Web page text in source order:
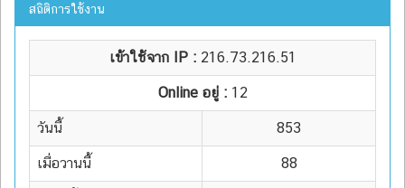
สถิติการใช้งาน
เข้าใช้จาก IP : 216.73.216.51
Online อยู่ : 12
วันนี้ 853
เมื่อวานนี้ 88